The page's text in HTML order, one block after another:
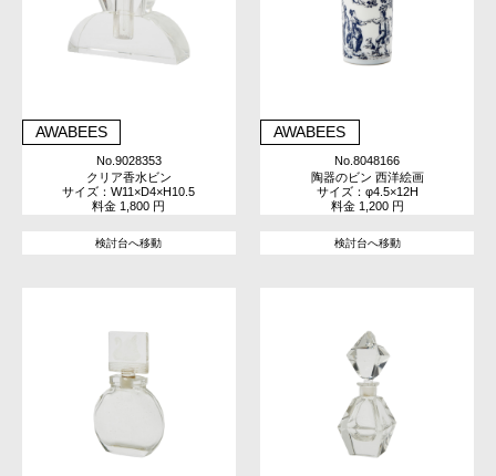
AWABEES
No.9028353
クリア香水ビン
サイズ：W11×D4×H10.5
料金 1,800 円
検討台へ移動
AWABEES
No.8048166
陶器のビン 西洋絵画
サイズ：φ4.5×12H
料金 1,200 円
検討台へ移動